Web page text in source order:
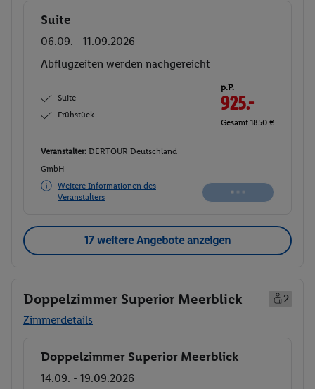
Buchen
Suite
06.09. - 11.09.2026
Abflugzeiten werden nachgereicht
Suite
Frühstück
p.P.
925.-
Gesamt 1850 €
Veranstalter: DERTOUR Deutschland
GmbH
Weitere Informationen des
Veranstalters
17 weitere Angebote anzeigen
Doppelzimmer Superior Meerblick
2
Zimmerdetails
Buchen
Doppelzimmer Superior Meerblick
14.09. - 19.09.2026